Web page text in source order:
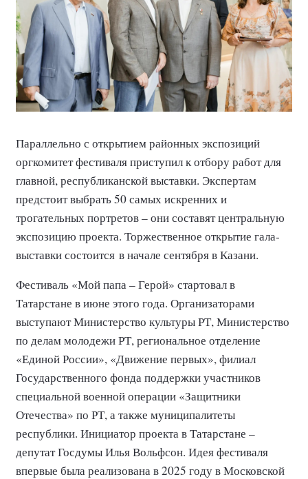
Параллельно с открытием районных экспозиций
оргкомитет фестиваля приступил к отбору работ для
главной, республиканской выставки. Экспертам
предстоит выбрать 50 самых искренних и
трогательных портретов – они составят центральную
экспозицию проекта. Торжественное открытие гала-
выставки состоится в начале сентября в Казани.
Фестиваль «Мой папа – Герой» стартовал в
Татарстане в июне этого года. Организаторами
выступают Министерство культуры РТ, Министерство
по делам молодежи РТ, региональное отделение
«Единой России», «Движение первых», филиал
Государственного фонда поддержки участников
специальной военной операции «Защитники
Отечества» по РТ, а также муниципалитеты
республики. Инициатор проекта в Татарстане –
депутат Госдумы Илья Вольфсон. Идея фестиваля
впервые была реализована в 2025 году в Московской